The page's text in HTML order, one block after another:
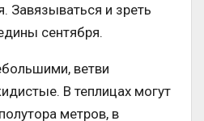
Завязываться и зреть
сентября.
ветви
В теплицах могут
метров, в